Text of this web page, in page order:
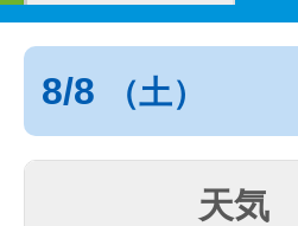
8/8 （土）
天気